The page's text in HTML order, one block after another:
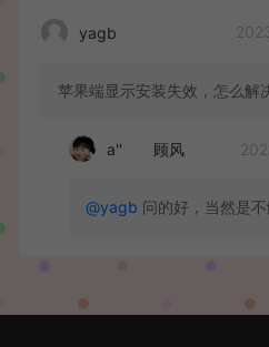
yagb
苹果端显示安装失效，怎么解
a''ゞゞ顾风
@yagb 问的好，当然是